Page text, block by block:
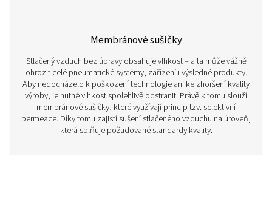
přes speciální porézní médium – adsorbent – dochází
záchytu molekul vody. Výsledkem je maximálně suché
vhodné pro citlivé aplikace a technologie.